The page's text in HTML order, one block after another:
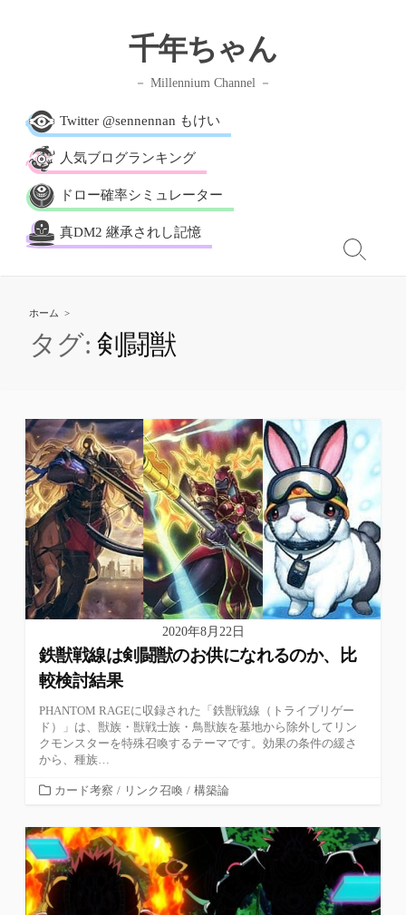
千年ちゃん
Millennium Channel
Twitter @sennennan もけい
人気ブログランキング
ドロー確率シミュレーター
真DM2 継承されし記憶
ホーム >
タグ: 剣闘獣
2020年8月22日
鉄獣戦線は剣闘獣のお供になれるのか、比
較検討結果
PHANTOM RAGEに収録された「鉄獣戦線（トライブリゲー
ド）」は、獣族・獣戦士族・鳥獣族を墓地から除外してリン
クモンスターを特殊召喚するテーマです。効果の条件の緩さ
から、種族…
カ
ゴ
リ
ー
カード考察 / リンク召喚 / 構築論